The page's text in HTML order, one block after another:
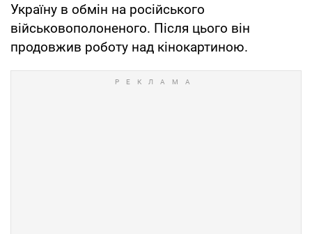
Україну в обмін на російського
військовополоненого. Після цього він
продовжив роботу над кінокартиною.